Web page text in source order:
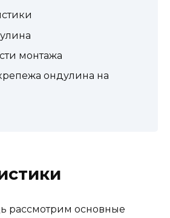
монтажа
ондулина на
рассмотрим основные